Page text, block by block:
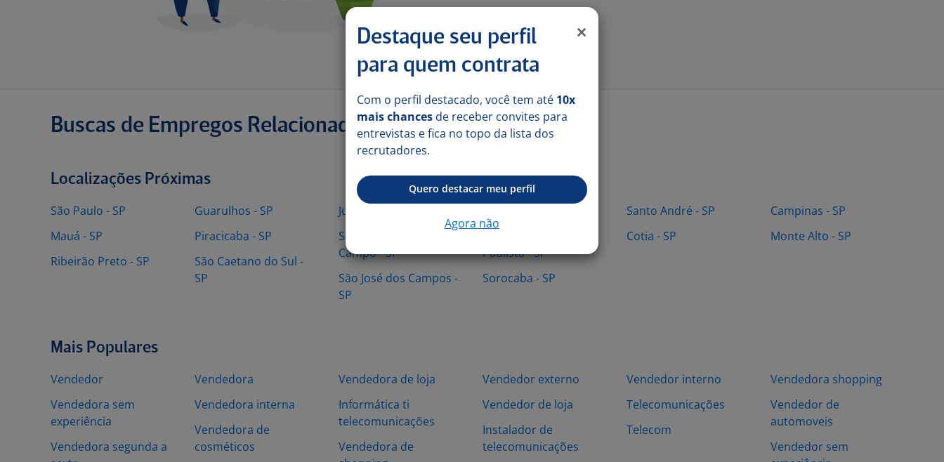
Buscas de Empregos Relacionadas
Localizações Próximas
São Paulo - SP
Mauá - SP
Ribeirão Preto - SP
Guarulhos - SP
Piracicaba - SP
São Caetano do Sul -
SP
Jundiaí - SP
São Bernardo do
Campo - SP
São José dos Campos -
SP
Paulista - SP
Sorocaba - SP
Santo André - SP
Cotia - SP
Campinas - SP
Monte Alto - SP
Mais Populares
Vendedor
Vendedora sem
experiência
Vendedora segunda a
Vendedora
Vendedora interna
Vendedora de
cosméticos
Vendedora de loja
Informática ti
telecomunicações
Vendedora de
Vendedor externo
Vendedor de loja
Instalador de
telecomunicações
Vendedor interno
Telecomunicações
Telecom
Vendedora shopping
Vendedor de
automoveis
Vendedor sem
Destaque seu perfil
para quem contrata
Com o perfil destacado, você tem até 10x
mais chances de receber convites para
entrevistas e fica no topo da lista dos
recrutadores.
Quero destacar meu perfil
Agora não